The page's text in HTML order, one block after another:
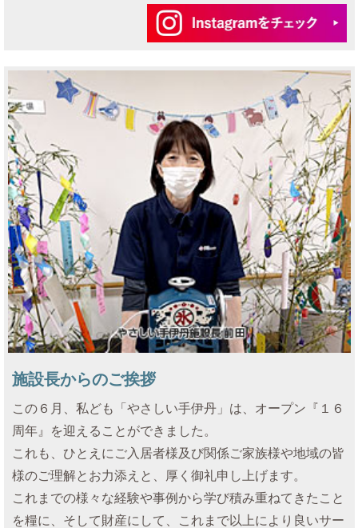
施設長からのご挨拶
この６月、私ども「やさしい手伊丹」は、オープン『１６
周年』を迎えることができました。
これも、ひとえにご入居者様及び関係ご家族様や地域の皆
様のご理解とお力添えと、厚く御礼申し上げます。
これまでの様々な経験や事例から学び積み重ねてきたこと
を糧に、そして財産にして、これまで以上により良いサー